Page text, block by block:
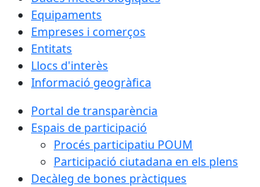
Equipaments
Empreses i comerços
Entitats
Llocs d'interès
Informació geogràfica
Portal de transparència
Espais de participació
Procés participatiu POUM
Participació ciutadana en els plens
Decàleg de bones pràctiques